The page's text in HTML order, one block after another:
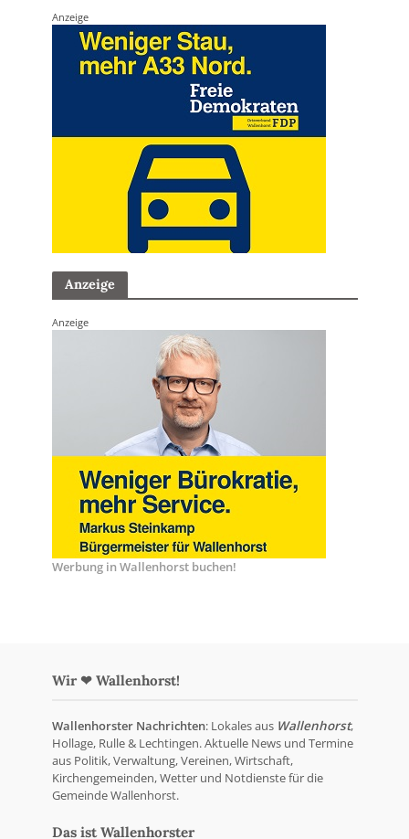
Anzeige
Anzeige
Anzeige
Werbung in Wallenhorst buchen!
Wir ❤ Wallenhorst!
Wallenhorster Nachrichten: Lokales aus Wallenhorst,
Hollage, Rulle & Lechtingen. Aktuelle News und Termine
aus Politik, Verwaltung, Vereinen, Wirtschaft,
Kirchengemeinden, Wetter und Notdienste für die
Gemeinde Wallenhorst.
Das ist Wallenhorster